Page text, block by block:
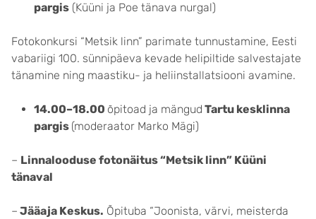
pargis (Küüni ja Poe tänava nurgal)
Fotokonkursi “Metsik linn” parimate tunnustamine, Eesti
vabariigi 100. sünnipäeva kevade helipiltide salvestajate
tänamine ning maastiku- ja heliinstallatsiooni avamine.
14.00–18.00 õpitoad ja mängud Tartu kesklinna
pargis (moderaator Marko Mägi)
– Linnalooduse fotonäitus “Metsik linn” Küüni
tänaval
– Jääaja Keskus. Õpituba “Joonista, värvi, meisterda